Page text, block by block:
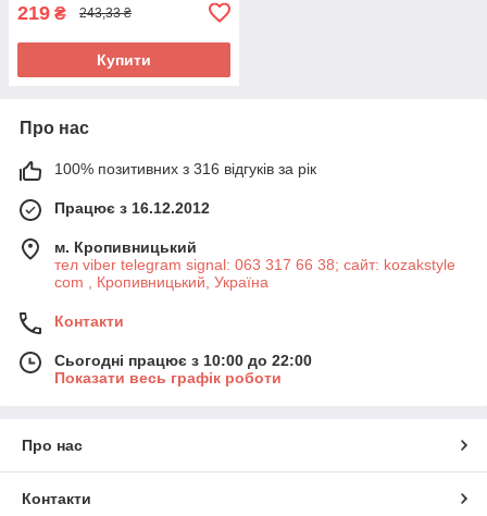
219 ₴ 243,33 ₴
Купити
Про нас
100% позитивних з 316 відгуків за рік
Працює з 16.12.2012
м. Кропивницький
тел viber telegram signal: 063 317 66 38; сайт: kozakstyle
com , Кропивницький, Україна
Контакти
Сьогодні працює з 10:00 до 22:00
Показати весь графік роботи
Про нас
Контакти